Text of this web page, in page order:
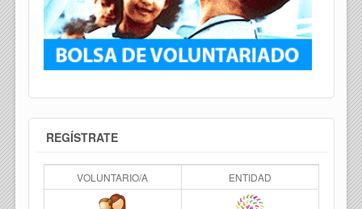
REGÍSTRATE
VOLUNTARIO/A ENTIDAD